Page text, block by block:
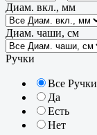
Диам. вкл., мм
Диам. чаши, см
Ручки
Все Ручки
Да
Есть
Нет